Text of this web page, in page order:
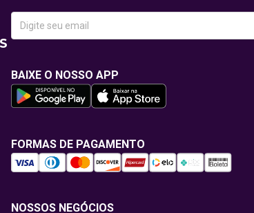
BAIXE O NOSSO APP
FORMAS DE PAGAMENTO
NOSSOS NEGÓCIOS